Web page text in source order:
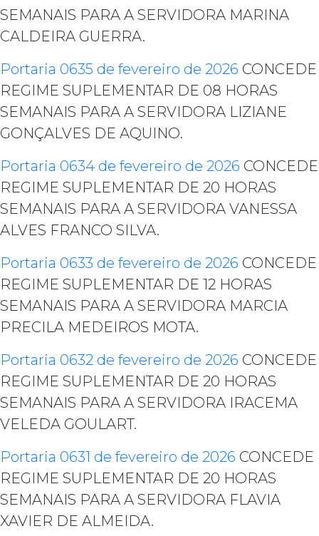
SEMANAIS PARA A SERVIDORA MARINA
CALDEIRA GUERRA.
Portaria 0635 de fevereiro de 2026 CONCEDE
REGIME SUPLEMENTAR DE 08 HORAS
SEMANAIS PARA A SERVIDORA LIZIANE
GONÇALVES DE AQUINO.
Portaria 0634 de fevereiro de 2026 CONCEDE
REGIME SUPLEMENTAR DE 20 HORAS
SEMANAIS PARA A SERVIDORA VANESSA
ALVES FRANCO SILVA.
Portaria 0633 de fevereiro de 2026 CONCEDE
REGIME SUPLEMENTAR DE 12 HORAS
SEMANAIS PARA A SERVIDORA MARCIA
PRECILA MEDEIROS MOTA.
Portaria 0632 de fevereiro de 2026 CONCEDE
REGIME SUPLEMENTAR DE 20 HORAS
SEMANAIS PARA A SERVIDORA IRACEMA
VELEDA GOULART.
Portaria 0631 de fevereiro de 2026 CONCEDE
REGIME SUPLEMENTAR DE 20 HORAS
SEMANAIS PARA A SERVIDORA FLAVIA
XAVIER DE ALMEIDA.